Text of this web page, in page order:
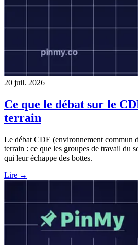
20 juil. 2026
Ce que le débat sur le
terrain
Le débat CDE (environnement commun
terrain : ce que les groupes de travail du
qui leur échappe des bottes.
Lire →